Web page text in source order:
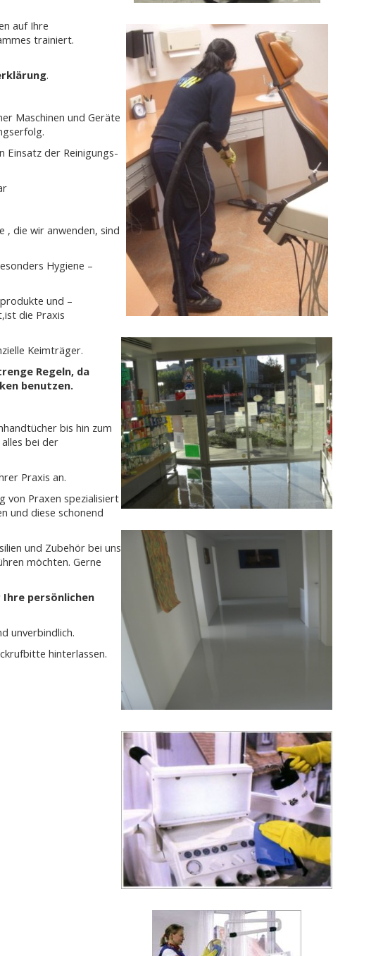
auf Ihre
trainiert.
.
Maschinen und Geräte
Einsatz der Reinigungs-
, die wir anwenden, sind
Hygiene –
und –
die Praxis
Keimträger.
Regeln, da
benutzen.
bis hin zum
bei der
Praxis an.
von Praxen spezialisiert
und diese schonend
und Zubehör bei uns
möchten. Gerne
Ihre persönlichen
unverbindlich.
hinterlassen.